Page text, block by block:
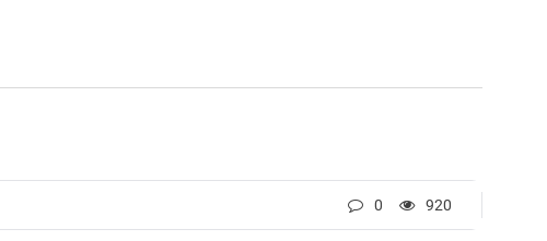
0 920